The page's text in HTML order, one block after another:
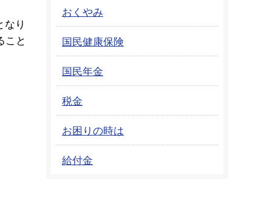
り
こと
おくやみ
国民健康保険
国民年金
税金
お困りの時は
給付金